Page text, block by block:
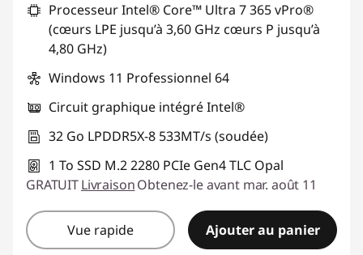
Processeur Intel® Core™ Ultra 7 365 vPro®
(cœurs LPE jusqu’à 3,60 GHz cœurs P jusqu’à
4,80 GHz)
Windows 11 Professionnel 64
Circuit graphique intégré Intel®
32 Go LPDDR5X-8 533MT/s (soudée)
1 To SSD M.2 2280 PCIe Gen4 TLC Opal
GRATUITLivraisonObtenez-le avant mar. août 11
Vue rapide Ajouter au panier